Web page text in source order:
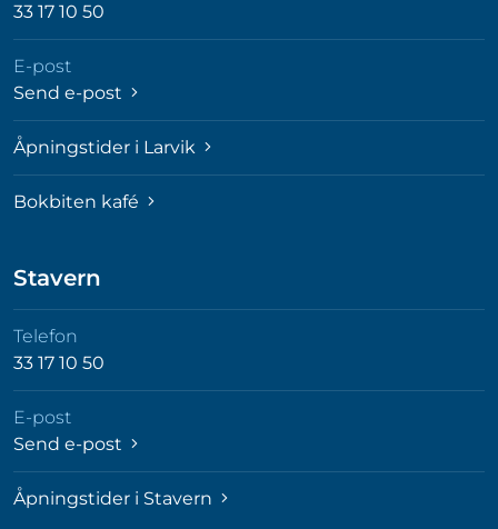
33 17 10 50
E-post
Send e-post
Åpningstider i Larvik
Bokbiten kafé
Stavern
Telefon
33 17 10 50
E-post
Send e-post
Åpningstider i Stavern